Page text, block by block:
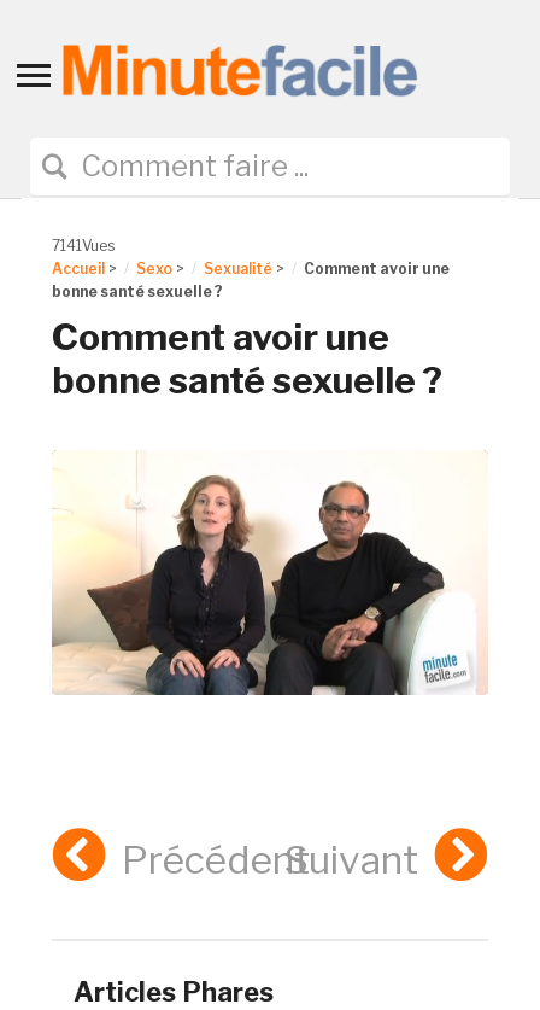
Toggle
navigation
7141Vues
Accueil > Sexo > Sexualité >
Comment avoir une
bonne santé sexuelle ?
Comment avoir une
bonne santé sexuelle ?
PrécédentSuivant
Articles Phares